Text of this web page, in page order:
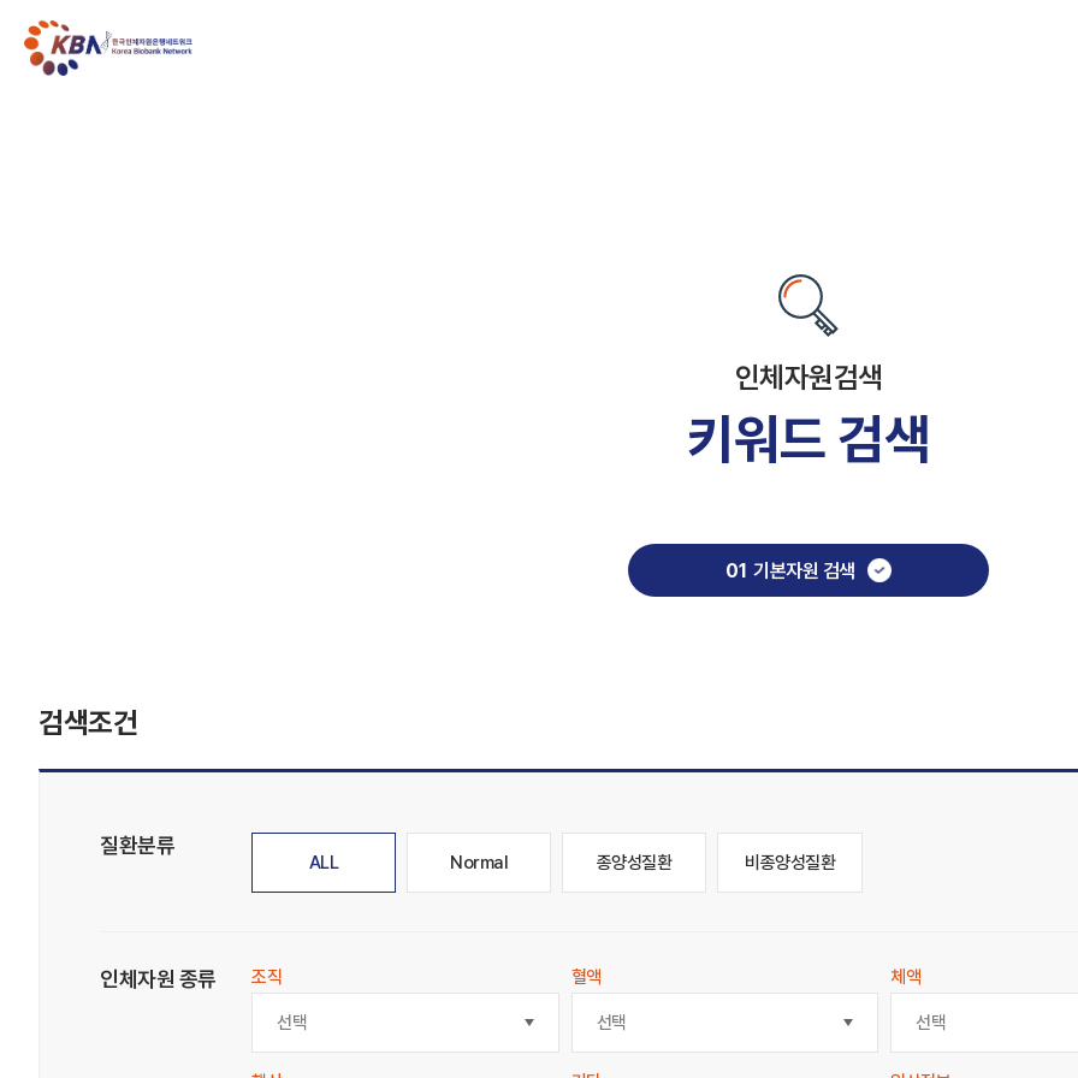
인체자원검색
키워드 검색
01 기본자원 검색
검색조건
질환분류
ALL Normal 종양성질환 비종양성질환
인체자원 종류 조직
선택
혈액
선택
체액
선택